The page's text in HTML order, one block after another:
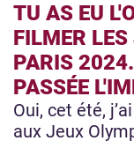
TU AS EU
FILMER
PARIS
PASSÉE
Oui, cet été,
aux Jeux